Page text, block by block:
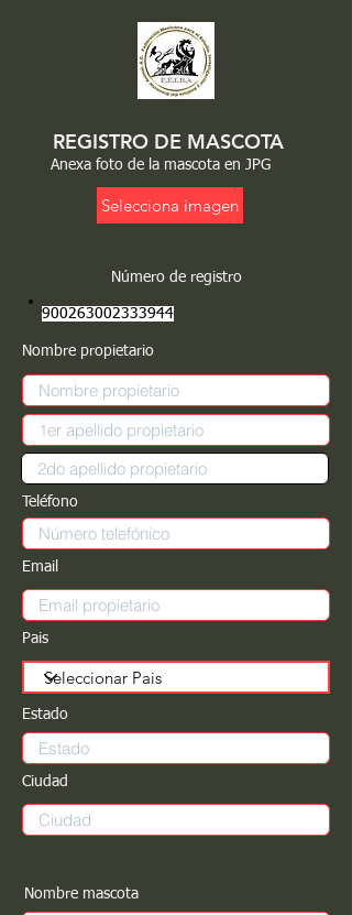
REGISTRO DE MASCOTA
Anexa foto de la mascota en JPG
Selecciona imagen
Número de registro
900263002333944
Nombre propietario
Teléfono
Email
Pais
Estado
Ciudad
Nombre mascota